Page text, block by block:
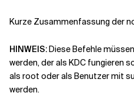
Kurze Zusammenfassung der
HINWEIS:Diese Befehle
werden, der als KDC fungieren
als root oder als Benutzer mit
werden.